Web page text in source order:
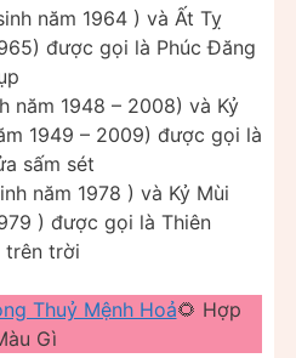
năm 1964 ) và Ất Tỵ
được gọi là Phúc Đăng
năm 1948 – 2008) và Kỷ
1949 – 2009) được gọi là
sấm sét
năm 1978 ) và Kỷ Mùi
) được gọi là Thiên
trên trời
Thuỷ Mệnh Hoả🌻 Hợp
Gì